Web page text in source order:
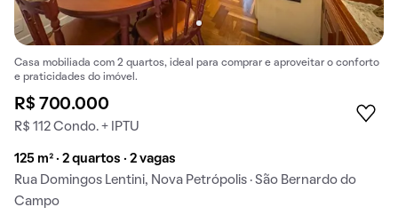
Casa mobiliada com 2 quartos, ideal para comprar e aproveitar o conforto
e praticidades do imóvel.
R$ 700.000
R$ 112 Condo. + IPTU
125 m² · 2 quartos · 2 vagas
Rua Domingos Lentini, Nova Petrópolis · São Bernardo do
Campo